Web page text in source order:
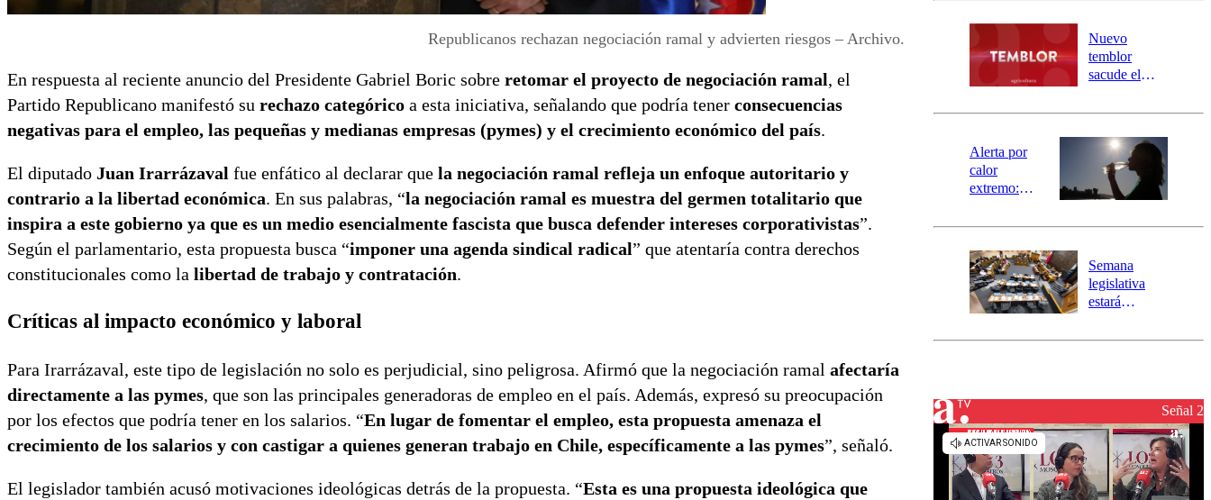
Republicanos rechazan negociación ramal y advierten riesgos – Archivo.
En respuesta al reciente anuncio del Presidente Gabriel Boric sobre retomar el proyecto de negociación ramal, el
Partido Republicano manifestó su rechazo categórico a esta iniciativa, señalando que podría tener consecuencias
negativas para el empleo, las pequeñas y medianas empresas (pymes) y el crecimiento económico del país.
El diputado Juan Irarrázaval fue enfático al declarar que la negociación ramal refleja un enfoque autoritario y
contrario a la libertad económica. En sus palabras, “la negociación ramal es muestra del germen totalitario que
inspira a este gobierno ya que es un medio esencialmente fascista que busca defender intereses corporativistas”.
Según el parlamentario, esta propuesta busca “imponer una agenda sindical radical” que atentaría contra derechos
constitucionales como la libertad de trabajo y contratación.
Críticas al impacto económico y laboral
Para Irarrázaval, este tipo de legislación no solo es perjudicial, sino peligrosa. Afirmó que la negociación ramal afectaría
directamente a las pymes, que son las principales generadoras de empleo en el país. Además, expresó su preocupación
por los efectos que podría tener en los salarios. “En lugar de fomentar el empleo, esta propuesta amenaza el
crecimiento de los salarios y con castigar a quienes generan trabajo en Chile, específicamente a las pymes”, señaló.
El legislador también acusó motivaciones ideológicas detrás de la propuesta. “Esta es una propuesta ideológica que
río Damas:
activa
mensajería
SAE
Nuevo
temblor
sacude el
revisa la
epicentro
Alerta por
calor
extremo:
activa Alerta
Preventiva en
tres comunas
Semana
legislativa
estará
el fin de la
reconstrucciónSeñal 2